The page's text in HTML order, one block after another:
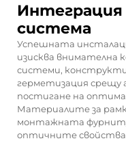
система
Успешната
изисква внимателна
системи,
герметизация срещу
постигане на
Материалите за
монтажната
оптичните свойства